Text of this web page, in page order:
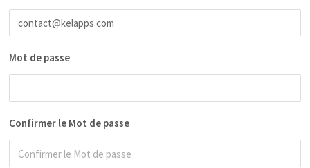
Mot de passe
Confirmer le Mot de passe